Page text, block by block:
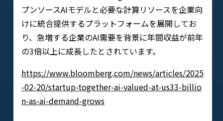
プンソースAIモデルと必要な計算リソースを企業向
けに統合提供するプラットフォームを展開してお
り、急増する企業のAI需要を背景に年間収益が前年
の3倍以上に成長したとされています。
https://www.bloomberg.com/news/articles/2025
-02-20/startup-together-ai-valued-at-us33-billio
n-as-ai-demand-grows